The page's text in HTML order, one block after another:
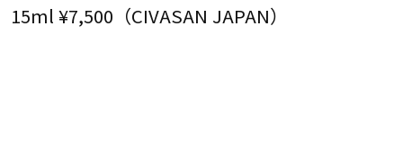
15ml ¥7,500（CIVASAN JAPAN）